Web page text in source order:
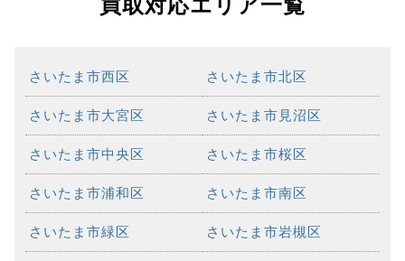
さいたま市西区 さいたま市北区
さいたま市大宮区 さいたま市見沼区
さいたま市中央区 さいたま市桜区
さいたま市浦和区 さいたま市南区
さいたま市緑区 さいたま市岩槻区